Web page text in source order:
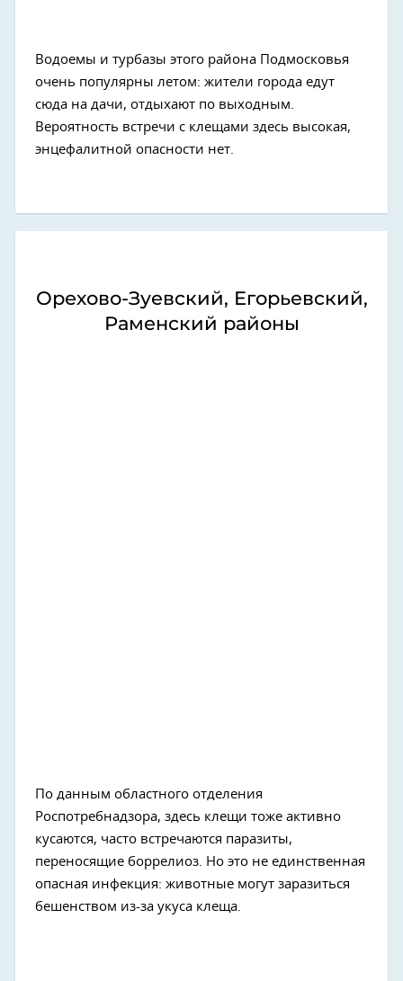
Водоемы и турбазы этого района Подмосковья
очень популярны летом: жители города едут
сюда на дачи, отдыхают по выходным.
Вероятность встречи с клещами здесь высокая,
энцефалитной опасности нет.
Орехово-Зуевский, Егорьевский,
Раменский районы
По данным областного отделения
Роспотребнадзора, здесь клещи тоже активно
кусаются, часто встречаются паразиты,
переносящие боррелиоз. Но это не единственная
опасная инфекция: животные могут заразиться
бешенством из-за укуса клеща.